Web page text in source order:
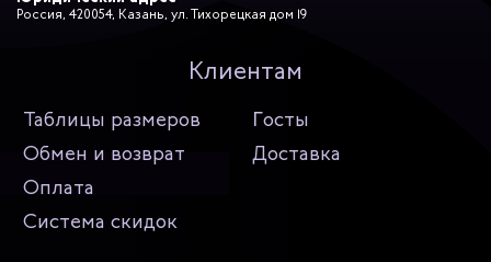
Россия, 420054, Казань, ул. Тихорецкая дом 19
Клиентам
Таблицы размеров
Госты
Обмен и возврат
Доставка
Оплата
Система скидок